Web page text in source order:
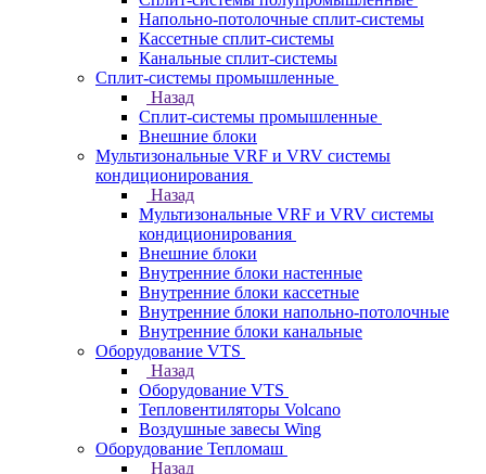
Напольно-потолочные сплит-системы
Кассетные сплит-системы
Канальные сплит-системы
Сплит-системы промышленные
Назад
Сплит-системы промышленные
Внешние блоки
Мультизональные VRF и VRV системы
кондиционирования
Назад
Мультизональные VRF и VRV системы
кондиционирования
Внешние блоки
Внутренние блоки настенные
Внутренние блоки кассетные
Внутренние блоки напольно-потолочные
Внутренние блоки канальные
Оборудование VTS
Назад
Оборудование VTS
Тепловентиляторы Volcano
Воздушные завесы Wing
Оборудование Тепломаш
Назад